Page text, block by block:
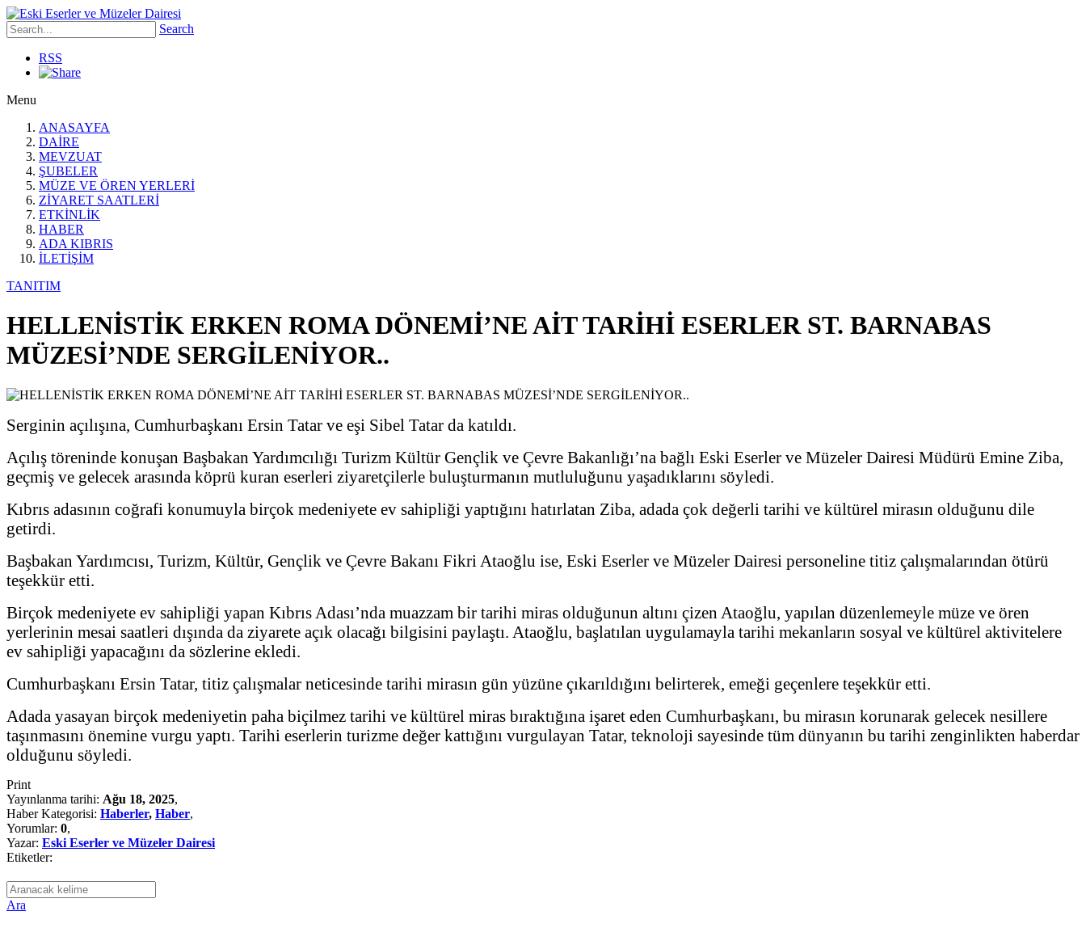
Search
RSS
Menu
ANASAYFA
DAİRE
MEVZUAT
ŞUBELER
MÜZE VE ÖREN YERLERİ
ZİYARET SAATLERİ
ETKİNLİK
HABER
ADA KIBRIS
İLETİŞİM
TANITIM
HELLENİSTİK ERKEN ROMA DÖNEMİ’NE AİT TARİHİ ESERLER ST. BARNABAS
MÜZESİ’NDE SERGİLENİYOR..
Serginin açılışına, Cumhurbaşkanı Ersin Tatar ve eşi Sibel Tatar da katıldı.
Açılış töreninde konuşan Başbakan Yardımcılığı Turizm Kültür Gençlik ve Çevre Bakanlığı’na bağlı Eski Eserler ve Müzeler Dairesi Müdürü Emine Ziba,
geçmiş ve gelecek arasında köprü kuran eserleri ziyaretçilerle buluşturmanın mutluluğunu yaşadıklarını söyledi.
Kıbrıs adasının coğrafi konumuyla birçok medeniyete ev sahipliği yaptığını hatırlatan Ziba, adada çok değerli tarihi ve kültürel mirasın olduğunu dile
getirdi.
Başbakan Yardımcısı, Turizm, Kültür, Gençlik ve Çevre Bakanı Fikri Ataoğlu ise, Eski Eserler ve Müzeler Dairesi personeline titiz çalışmalarından ötürü
teşekkür etti.
Birçok medeniyete ev sahipliği yapan Kıbrıs Adası’nda muazzam bir tarihi miras olduğunun altını çizen Ataoğlu, yapılan düzenlemeyle müze ve ören
yerlerinin mesai saatleri dışında da ziyarete açık olacağı bilgisini paylaştı. Ataoğlu, başlatılan uygulamayla tarihi mekanların sosyal ve kültürel aktivitelere
ev sahipliği yapacağını da sözlerine ekledi.
Cumhurbaşkanı Ersin Tatar, titiz çalışmalar neticesinde tarihi mirasın gün yüzüne çıkarıldığını belirterek, emeği geçenlere teşekkür etti.
Adada yasayan birçok medeniyetin paha biçilmez tarihi ve kültürel miras bıraktığına işaret eden Cumhurbaşkanı, bu mirasın korunarak gelecek nesillere
taşınmasını önemine vurgu yaptı. Tarihi eserlerin turizme değer kattığını vurgulayan Tatar, teknoloji sayesinde tüm dünyanın bu tarihi zenginlikten haberdar
olduğunu söyledi.
Print
Yayınlanma tarihi: Ağu 18, 2025,
Haber Kategorisi: Haberler, Haber,
Yorumlar: 0,
Yazar: Eski Eserler ve Müzeler Dairesi
Etiketler:
Ara